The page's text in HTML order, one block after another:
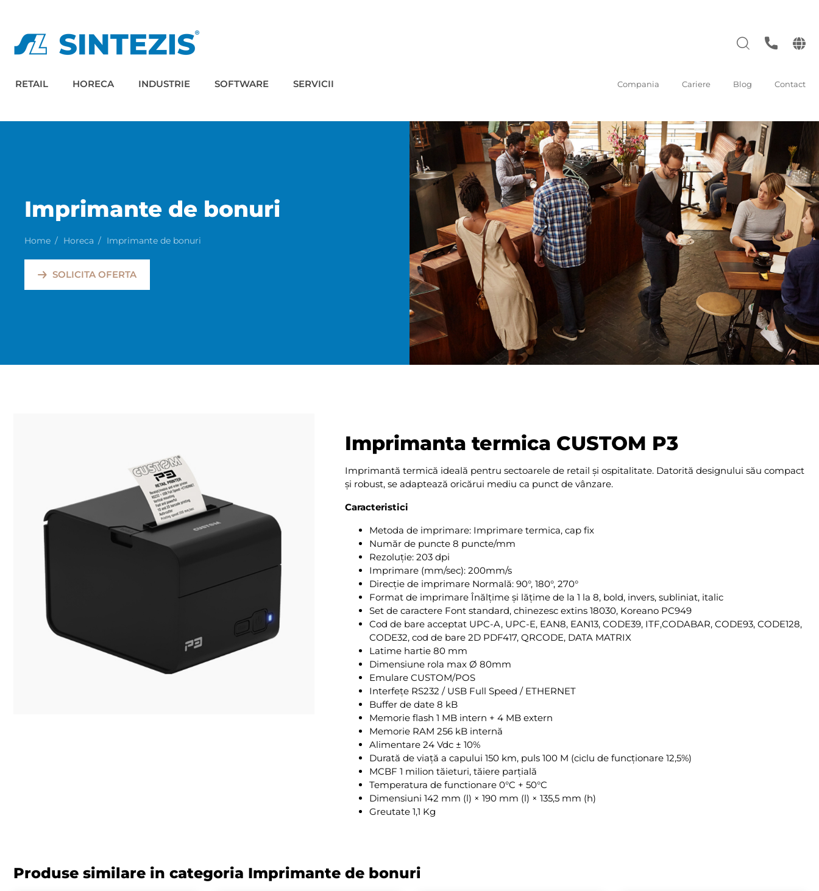
RETAIL HORECA INDUSTRIE SOFTWARE SERVICII Compania Cariere Blog Contact
Imprimante de bonuri
Home Horeca Imprimante de bonuri
SOLICITA OFERTA
Imprimanta termica CUSTOM P3
Imprimantă termică ideală pentru sectoarele de retail și ospitalitate. Datorită designului său compact
și robust, se adaptează oricărui mediu ca punct de vânzare.
Caracteristici
Metoda de imprimare: Imprimare termica, cap fix
Număr de puncte 8 puncte/mm
Rezoluție: 203 dpi
Imprimare (mm/sec): 200mm/s
Direcție de imprimare Normală: 90°, 180°, 270°
Format de imprimare Înălțime și lățime de la 1 la 8, bold, invers, subliniat, italic
Set de caractere Font standard, chinezesc extins 18030, Koreano PC949
Cod de bare acceptat UPC-A, UPC-E, EAN8, EAN13, CODE39, ITF,CODABAR, CODE93, CODE128,
CODE32, cod de bare 2D PDF417, QRCODE, DATA MATRIX
Latime hartie 80 mm
Dimensiune rola max Ø 80mm
Emulare CUSTOM/POS
Interfețe RS232 / USB Full Speed ​​/ ETHERNET
Buffer de date 8 kB
Memorie flash 1 MB intern + 4 MB extern
Memorie RAM 256 kB internă
Alimentare 24 Vdc ± 10%
Durată de viață a capului 150 km, puls 100 M (ciclu de funcționare 12,5%)
MCBF 1 milion tăieturi, tăiere parțială
Temperatura de functionare 0°C + 50°C
Dimensiuni 142 mm (l) × 190 mm (l) × 135,5 mm (h)
Greutate 1,1 Kg
Produse similare in categoria Imprimante de bonuri